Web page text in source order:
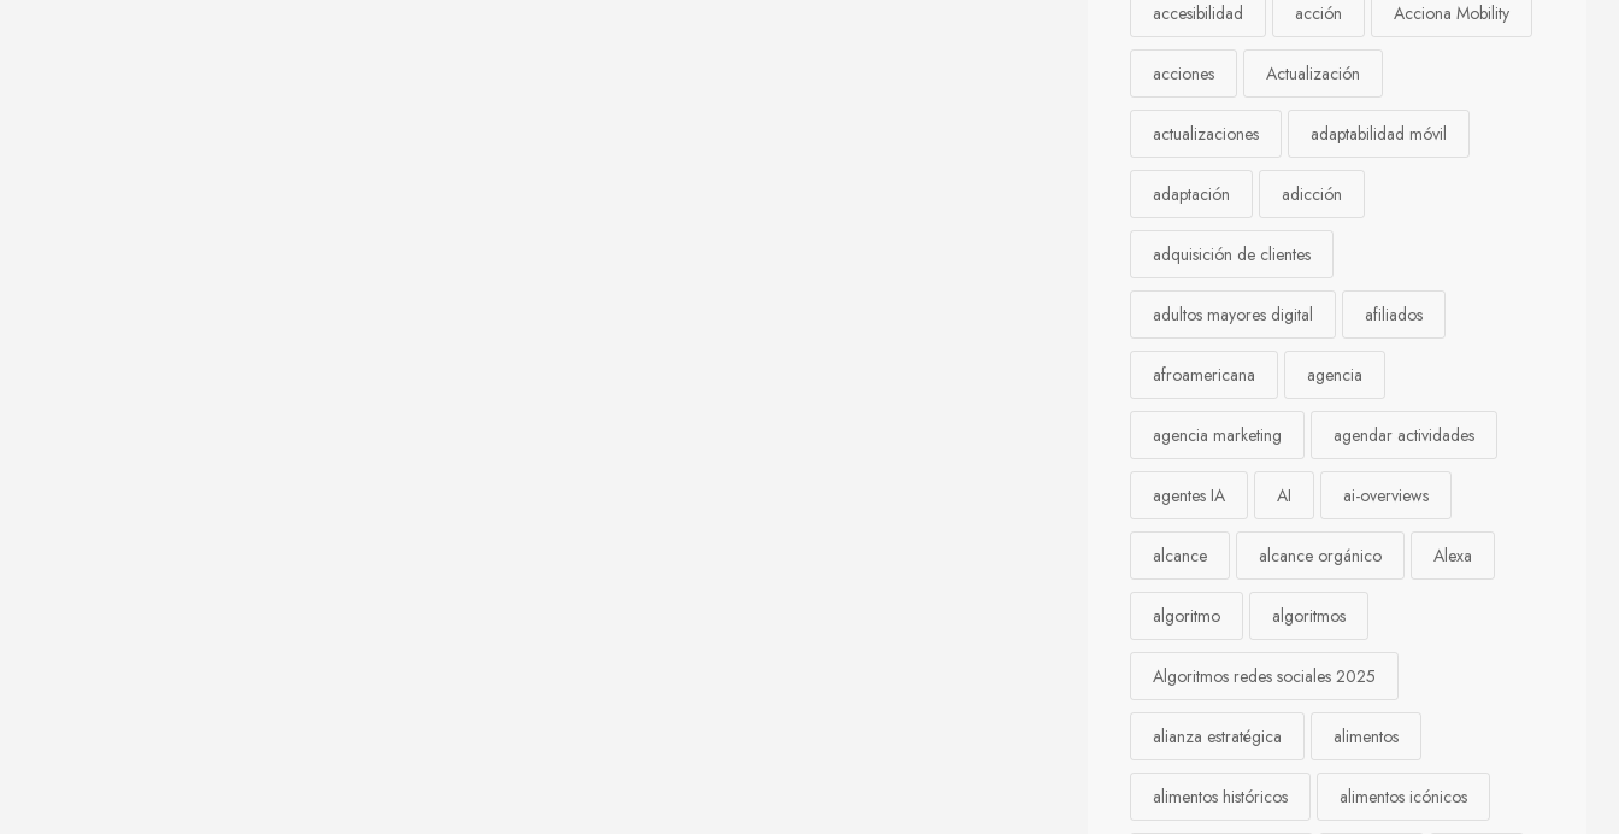
accesibilidad acción Acciona Mobility
acciones Actualización
actualizaciones adaptabilidad móvil
adaptación adicción
adquisición de clientes
adultos mayores digital afiliados
afroamericana agencia
agencia marketing agendar actividades
agentes IA AI ai-overviews
alcance alcance orgánico Alexa
algoritmo algoritmos
Algoritmos redes sociales 2025
alianza estratégica alimentos
alimentos históricos alimentos icónicos